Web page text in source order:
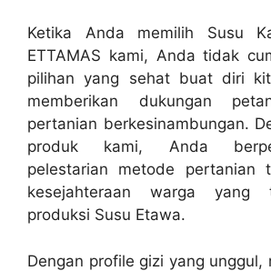
Ketika Anda memilih Susu
ETTAMAS kami, Anda tidak
pilihan yang sehat buat diri
memberikan dukungan
pertanian berkesinambungan.
produk kami, Anda
pelestarian metode pertanian
kesejahteraan warga yang
produksi Susu Etawa.
Dengan profile gizi yang unggul,